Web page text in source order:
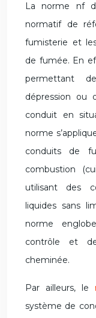
La norme nf
normatif de
fumisterie et
de fumée. En
permettant
dépression ou
conduit en
norme
conduits de
combustion
utilisant des
liquides sans
norme
contrôle et
cheminée.
Par ailleurs, le
système de